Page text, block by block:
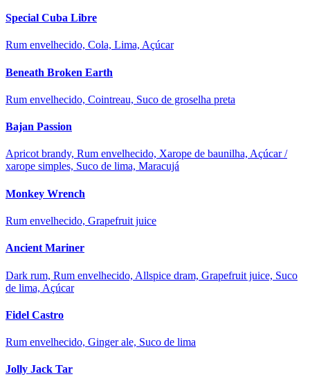
Special Cuba Libre
Rum envelhecido, Cola, Lima, Açúcar
Beneath Broken Earth
Rum envelhecido, Cointreau, Suco de groselha preta
Bajan Passion
Apricot brandy, Rum envelhecido, Xarope de baunilha, Açúcar /
xarope simples, Suco de lima, Maracujá
Monkey Wrench
Rum envelhecido, Grapefruit juice
Ancient Mariner
Dark rum, Rum envelhecido, Allspice dram, Grapefruit juice, Suco
de lima, Açúcar
Fidel Castro
Rum envelhecido, Ginger ale, Suco de lima
Jolly Jack Tar